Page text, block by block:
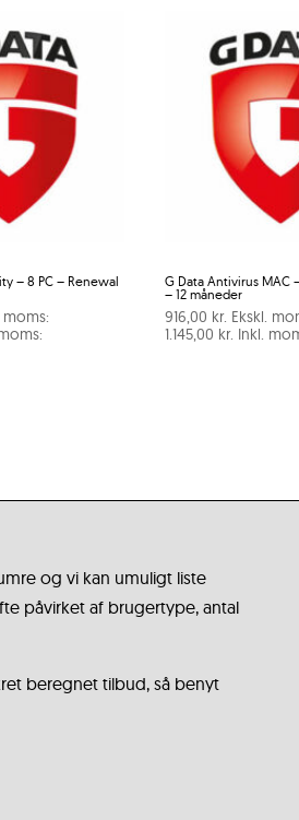
– 8 PC – Renewal
moms:
G Data Antivirus MAC
– 12 måneder
916,00 kr. Ekskl.
1.145,00 kr. Inkl.
og vi kan umuligt liste
påvirket af brugertype, antal
beregnet tilbud, så benyt